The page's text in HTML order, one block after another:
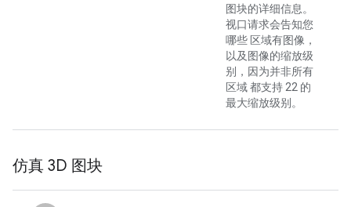
图块的详细信息。
视口请求会告知您
哪些 区域有图像，
以及图像的缩放级
别，因为并非所有
区域 都支持 22 的
最大缩放级别。
仿真 3D 图块